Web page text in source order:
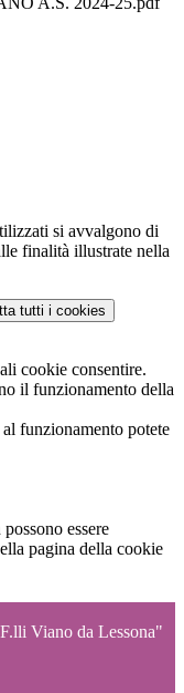
si avvalgono di
finalità illustrate nella
tutti i cookies
cookie consentire.
il funzionamento della
funzionamento potete
essere
pagina della cookie
Viano da Lessona"